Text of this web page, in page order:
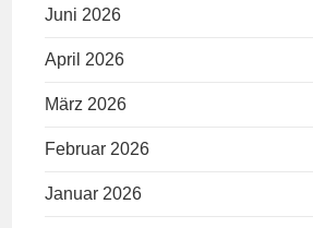
Juni 2026
April 2026
März 2026
Februar 2026
Januar 2026